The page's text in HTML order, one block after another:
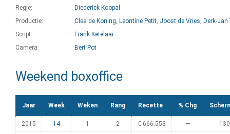
Regie:
Diederick Koopal
Productie:
Clea de Koning, Leontine Petit, Joost de Vries, Derk-
Script:
Frank Ketelaar
Camera:
Bert Pot
Weekend boxoffice
Jaar Week Weken Rang Recette % Chg
2015 14 1 2 € 666.553 — 130